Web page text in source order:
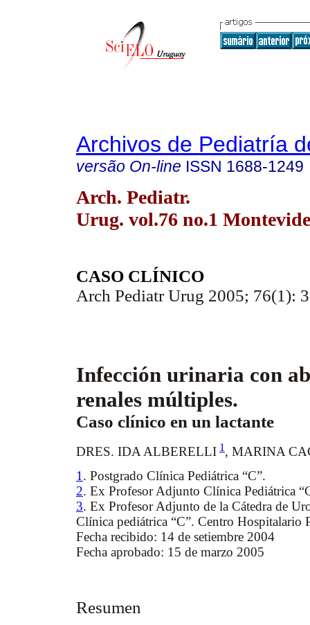
Archivos de Pediatría
versão On-line ISSN 1688-1249
Arch. Pediatr.
Urug. vol.76 no.1
CASO CLÍNICO
Arch Pediatr Urug 2005; 76(1):
Infección urinaria con
renales múltiples.
Caso clínico en un lactante
DRES. IDA ALBERELLI 1 , MARINA
1 . Postgrado Clínica Pediátrica “C”.
2. Ex Profesor Adjunto Clínica Pediátrica
3. Ex Profesor Adjunto de la Cátedra de
Clínica pediátrica “C”. Centro Hospitalario
Fecha recibido: 14 de setiembre 2004
Fecha aprobado: 15 de marzo 2005
Resumen